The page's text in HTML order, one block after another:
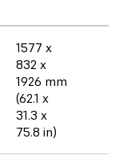
1577 x
832 x
1926 mm
(62.1 x
31.3 x
75.8 in)